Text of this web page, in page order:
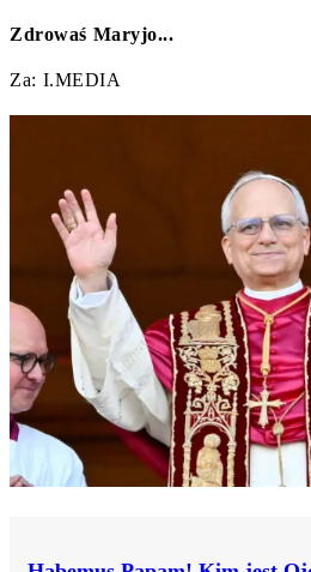
Zdrowaś Maryjo...
Za: I.MEDIA